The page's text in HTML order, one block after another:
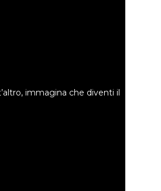
immagina che diventi il